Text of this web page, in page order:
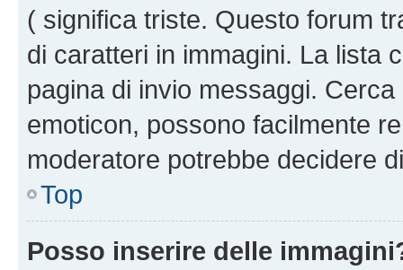
( significa triste. Questo forum
di caratteri in immagini. La lista
pagina di invio messaggi.
emoticon, possono facilmente
moderatore potrebbe decidere
Top
Posso inserire delle